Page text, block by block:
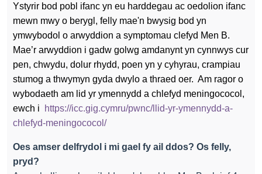
Ystyrir bod pobl ifanc yn eu harddegau ac oedolion ifanc
mewn mwy o berygl, felly mae'n bwysig bod yn
ymwybodol o arwyddion a symptomau clefyd Men B.
Mae’r arwyddion i gadw golwg amdanynt yn cynnwys cur
pen, chwydu, dolur rhydd, poen yn y cyhyrau, crampiau
stumog a thwymyn gyda dwylo a thraed oer. Am ragor o
wybodaeth am lid yr ymennydd a chlefyd meningococol,
ewch i
https://icc.gig.cymru/pwnc/llid-yr-ymennydd-a-
chlefyd-meningococol/
Oes amser delfrydol i mi gael fy ail ddos? Os felly,
pryd?